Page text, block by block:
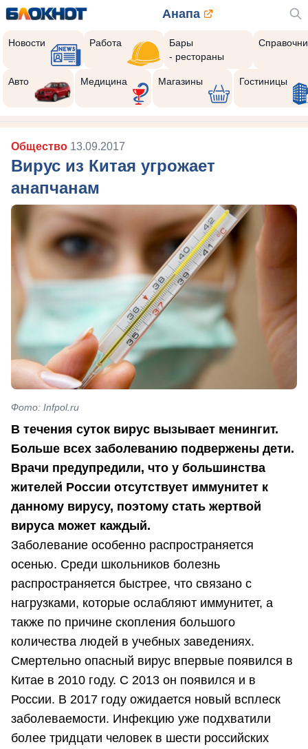
Анапа
Новости Работа
Бары
- рестораны
Авто Медицина Магазины Гостиницы
Общество 13.09.2017
Вирус из Китая угрожает
анапчанам
Фото: Infpol.ru
В течения суток вирус вызывает менингит.
Больше всех заболеванию подвержены дети.
Врачи предупредили, что у большинства
жителей России отсутствует иммунитет к
данному вирусу, поэтому стать жертвой
вируса может каждый.
Заболевание особенно распространяется
осенью. Среди школьников болезнь
распространяется быстрее, что связано с
нагрузками, которые ослабляют иммунитет, а
также по причине скопления большого
количества людей в учебных заведениях.
Смертельно опасный вирус впервые появился в
Китае в 2010 году. С 2013 он появился и в
России. В 2017 году ожидается новый всплеск
заболеваемости. Инфекцию уже подхватили
более тридцати человек в шести российских